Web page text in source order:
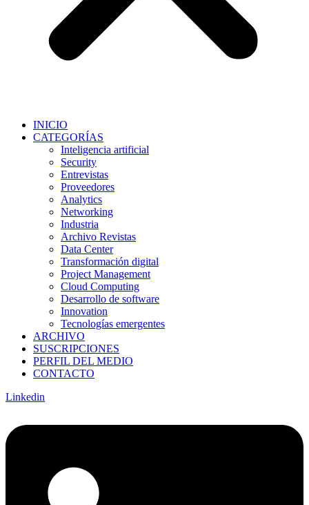
INICIO
CATEGORÍAS
Inteligencia artificial
Security
Entrevistas
Proveedores
Analytics
Networking
Industria
Archivo Revistas
Data Center
Transformación digital
Project Management
Cloud Computing
Desarrollo de software
Innovation
Tecnologías emergentes
ARCHIVO
SUSCRIPCIONES
PERFIL DEL MEDIO
CONTACTO
Linkedin